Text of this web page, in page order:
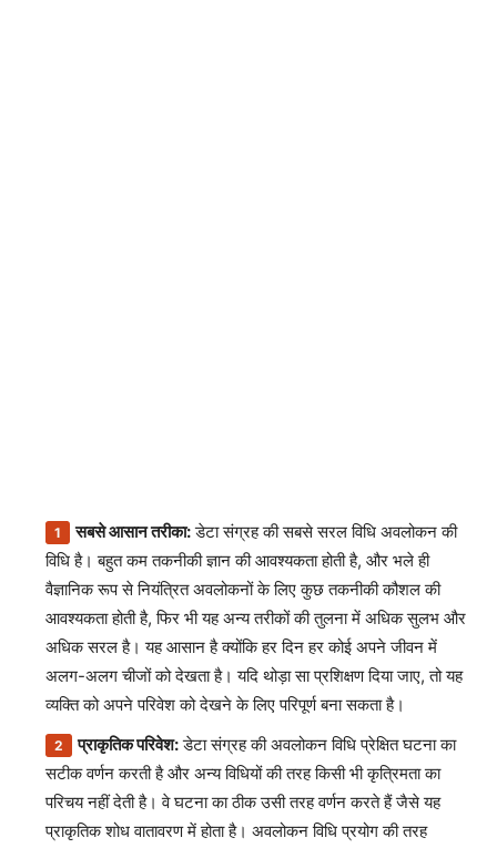
सबसे आसान तरीका:डेटा संग्रह की सबसे सरल विधि अवलोकन की
विधि है। बहुत कम तकनीकी ज्ञान की आवश्यकता होती है, और भले ही
वैज्ञानिक रूप से नियंत्रित अवलोकनों के लिए कुछ तकनीकी कौशल की
आवश्यकता होती है, फिर भी यह अन्य तरीकों की तुलना में अधिक सुलभ और
अधिक सरल है। यह आसान है क्योंकि हर दिन हर कोई अपने जीवन में
अलग-अलग चीजों को देखता है। यदि थोड़ा सा प्रशिक्षण दिया जाए, तो यह
व्यक्ति को अपने परिवेश को देखने के लिए परिपूर्ण बना सकता है।
प्राकृतिक परिवेश:डेटा संग्रह की अवलोकन विधि प्रेक्षित घटना का
सटीक वर्णन करती है और अन्य विधियों की तरह किसी भी कृत्रिमता का
परिचय नहीं देती है। वे घटना का ठीक उसी तरह वर्णन करते हैं जैसे यह
प्राकृतिक शोध वातावरण में होता है। अवलोकन विधि प्रयोग की तरह